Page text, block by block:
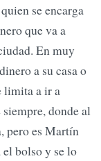
se encarga
que va a
En muy
a su casa o
limita a ir a
donde al
pero es Martín
bolso y se lo